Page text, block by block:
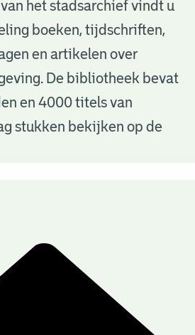
het stadsarchief vindt u
boeken, tijdschriften,
en artikelen over
De bibliotheek bevat
en 4000 titels van
stukken bekijken op de